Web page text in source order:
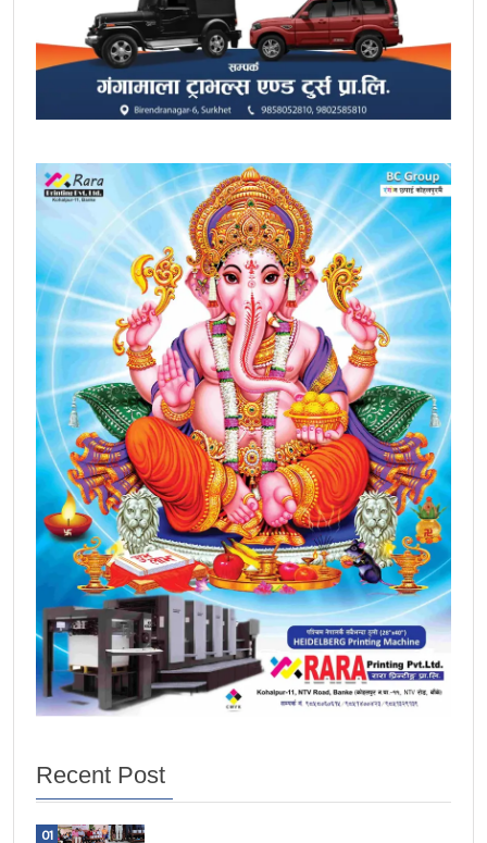
Recent Post
01